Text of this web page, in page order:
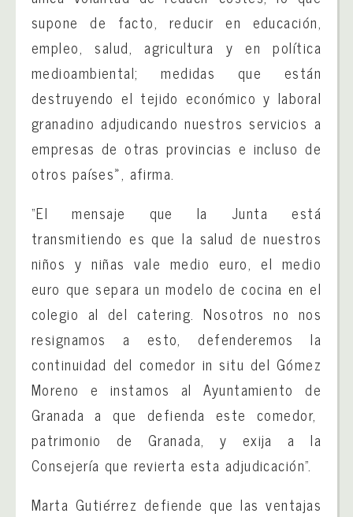
supone de facto, reducir en educación,
empleo, salud, agricultura y en política
medioambiental; medidas que están
destruyendo el tejido económico y laboral
granadino adjudicando nuestros servicios a
empresas de otras provincias e incluso de
otros países», afirma.
“El mensaje que la Junta está
transmitiendo es que la salud de nuestros
niños y niñas vale medio euro, el medio
euro que separa un modelo de cocina en el
colegio al del catering. Nosotros no nos
resignamos a esto, defenderemos la
continuidad del comedor in situ del Gómez
Moreno e instamos al Ayuntamiento de
Granada a que defienda este comedor,
patrimonio de Granada, y exija a la
Consejería que revierta esta adjudicación”.
Marta Gutiérrez defiende que las ventajas